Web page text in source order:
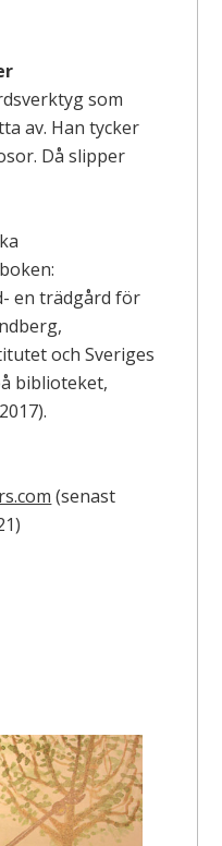
som
av. Han tycker
Då slipper
en trädgård för
och Sveriges
biblioteket,
(senast